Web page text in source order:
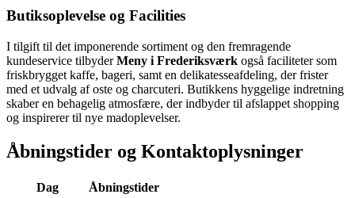
Butiksoplevelse og Facilities
I tilgift til det imponerende sortiment og den fremragende
kundeservice tilbyderMeny i Frederiksværk også faciliteter som
friskbrygget kaffe, bageri, samt en delikatesseafdeling, der frister
med et udvalg af oste og charcuteri. Butikkens hyggelige indretning
skaber en behagelig atmosfære, der indbyder til afslappet shopping
og inspirerer til nye madoplevelser.
Åbningstider og Kontaktoplysninger
Dag
Åbningstider